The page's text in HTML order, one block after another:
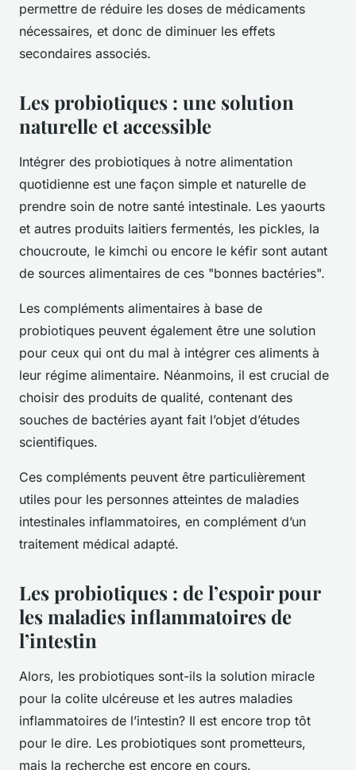
permettre de réduire les doses de médicaments
nécessaires, et donc de diminuer les effets
secondaires associés.
Les probiotiques : une solution
naturelle et accessible
Intégrer des probiotiques à notre alimentation
quotidienne est une façon simple et naturelle de
prendre soin de notre santé intestinale. Les yaourts
et autres produits laitiers fermentés, les pickles, la
choucroute, le kimchi ou encore le kéfir sont autant
de sources alimentaires de ces "bonnes bactéries".
Les compléments alimentaires à base de
probiotiques peuvent également être une solution
pour ceux qui ont du mal à intégrer ces aliments à
leur régime alimentaire. Néanmoins, il est crucial de
choisir des produits de qualité, contenant des
souches de bactéries ayant fait l’objet d’études
scientifiques.
Ces compléments peuvent être particulièrement
utiles pour les personnes atteintes de maladies
intestinales inflammatoires, en complément d’un
traitement médical adapté.
Les probiotiques : de l’espoir pour
les maladies inflammatoires de
l’intestin
Alors, les probiotiques sont-ils la solution miracle
pour la colite ulcéreuse et les autres maladies
inflammatoires de l’intestin? Il est encore trop tôt
pour le dire. Les probiotiques sont prometteurs,
mais la recherche est encore en cours.